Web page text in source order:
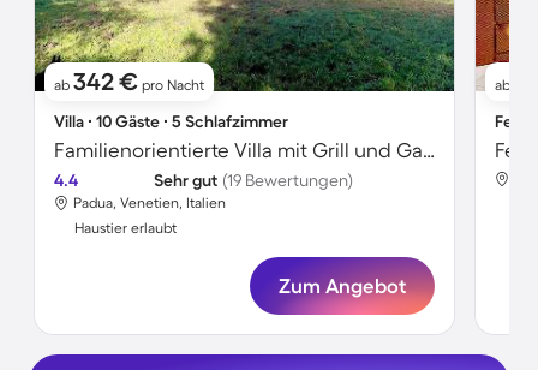
ab 342 € pro Nacht
Villa ∙ 10 Gäste ∙ 5 Schlafzimmer
Familienorientierte Villa mit Grill und Garten | Gartenblick | Haustierfreundlich
4.4 Sehr gut (19 Bewertungen)
Padua, Venetien, Italien
Haustier erlaubt
Zum Angebot
ab